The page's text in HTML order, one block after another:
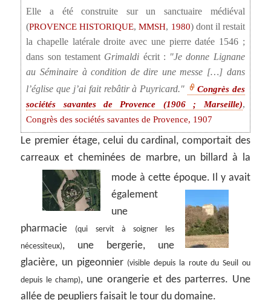
Elle a été construite sur un sanctuaire médiéval
(PROVENCE HISTORIQUE,MMSH, 1980) dont il restait
la chapelle latérale droite avec une pierre datée 1546 ;
dans son testament Grimaldi écrit :
Je donne Lignane
au Séminaire à condition de dire une messe […] dans
l’église que j’ai fait rebâtir à Puyricard.
Congrès des
sociétés savantes de Provence (1906 ; Marseille),
Congrès des sociétés savantes de Provence, 1907
Le premier étage, celui du cardinal, comportait des
carreaux et cheminées de marbre, un billard à la
mode à cette époque. Il y avait
également
une
pharmacie
(qui servit à soigner les
nécessiteux), une bergerie, une
glacière, un pigeonnier (visible depuis la route du Seuil ou
depuis le champ), une orangerie et des parterres. Une
allée de peupliers faisait le tour du domaine.